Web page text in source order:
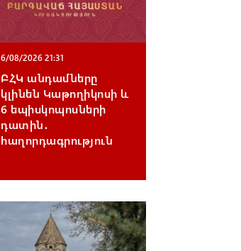
6/08/2026 21:31
ԲՀԿ անդամները
կլինեն Կաթողիկոսի և
6 եպիսկոպոսների
դատին․
հաղորդագրություն